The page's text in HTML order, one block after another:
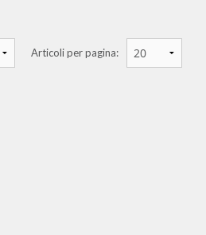
Articoli per pagina: